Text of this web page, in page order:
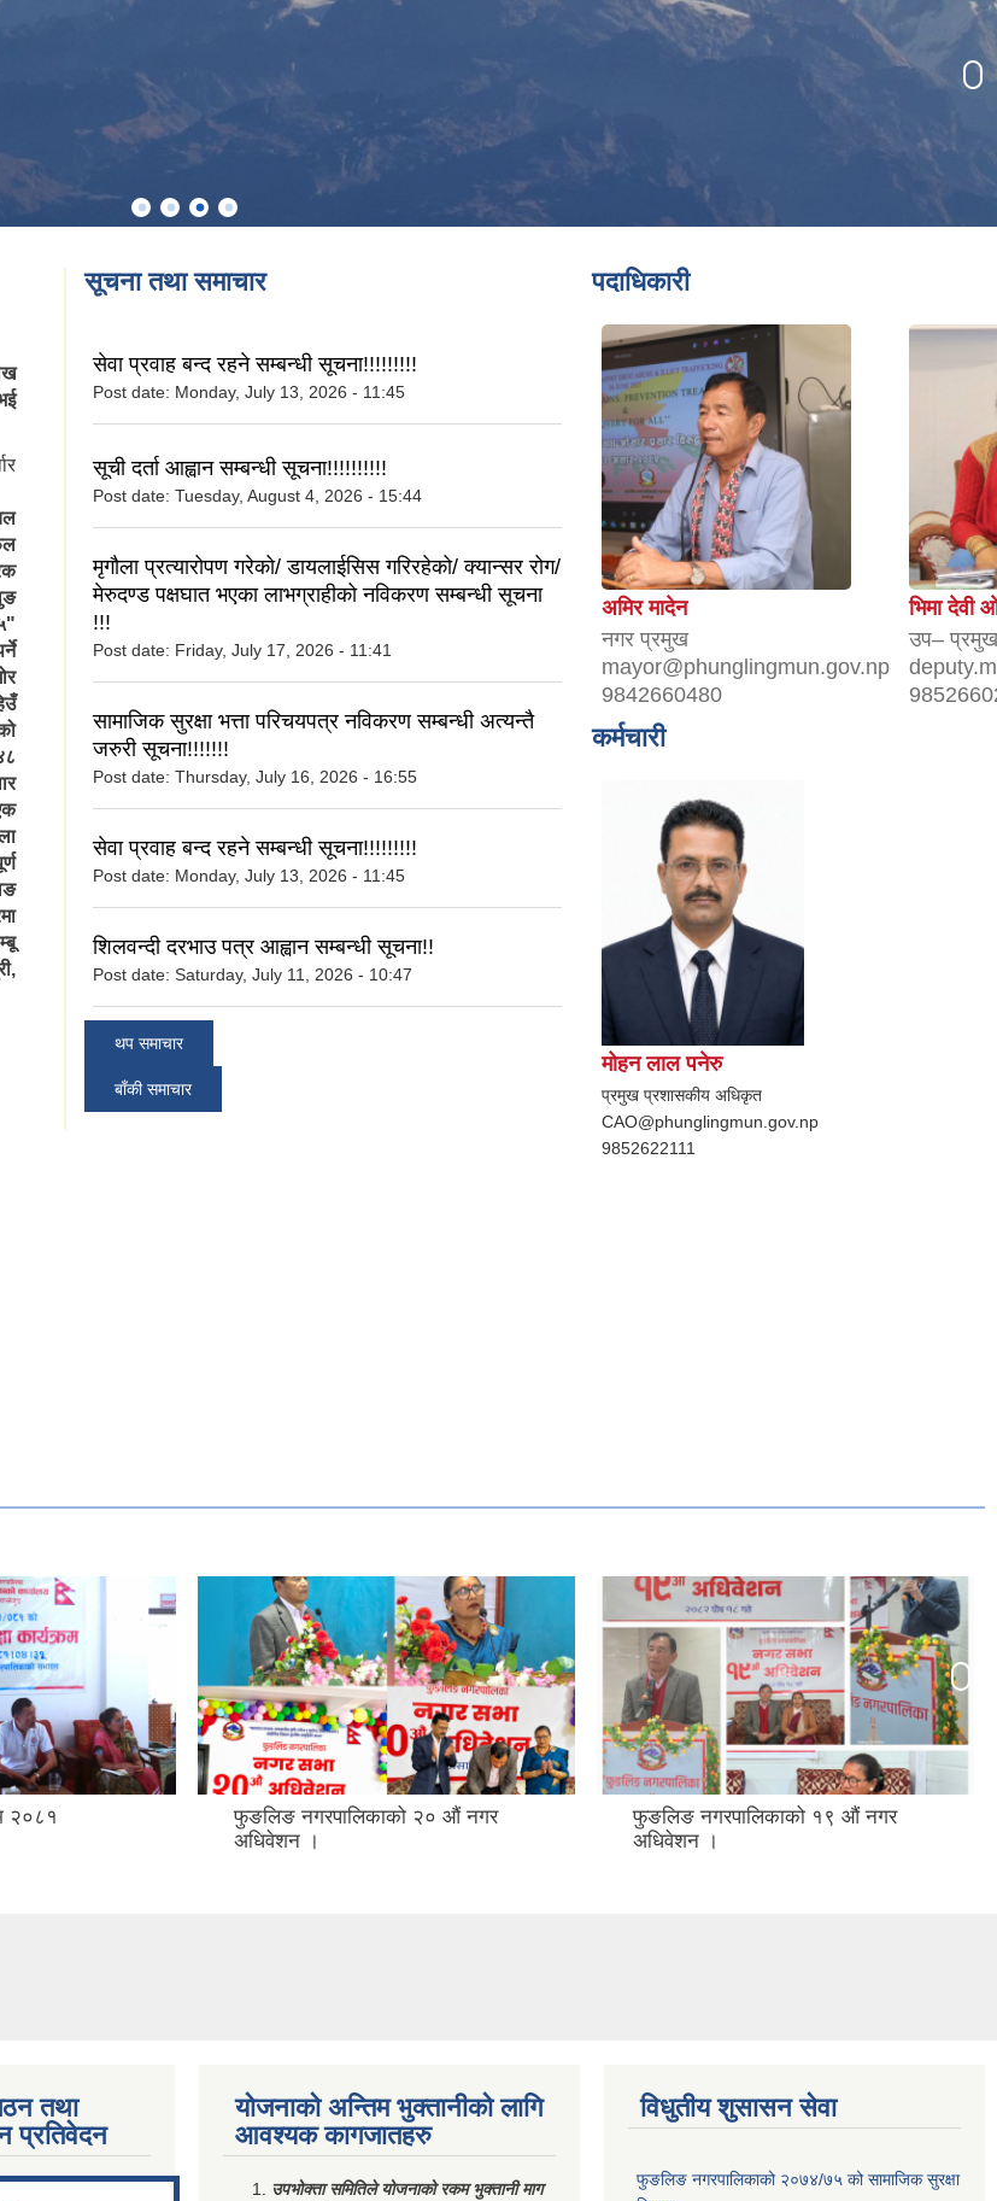
सूचना तथा समाचार
सेवा प्रवाह बन्द रहने सम्बन्धी सूचना!!!!!!!!!
Post date: Monday, July 13, 2026 - 11:45
सूची दर्ता आह्वान सम्बन्धी सूचना!!!!!!!!!!
Post date: Tuesday, August 4, 2026 - 15:44
मृगौला प्रत्यारोपण गरेको/ डायलाईसिस गरिरहेको/ क्यान्सर रोग/
मेरुदण्ड पक्षघात भएका लाभग्राहीको नविकरण सम्बन्धी सूचना
!!!
Post date: Friday, July 17, 2026 - 11:41
सामाजिक सुरक्षा भत्ता परिचयपत्र नविकरण सम्बन्धी अत्यन्तै
जरुरी सूचना!!!!!!!
Post date: Thursday, July 16, 2026 - 16:55
सेवा प्रवाह बन्द रहने सम्बन्धी सूचना!!!!!!!!!
Post date: Monday, July 13, 2026 - 11:45
शिलवन्दी दरभाउ पत्र आह्वान सम्बन्धी सूचना!!
Post date: Saturday, July 11, 2026 - 10:47
थप समाचार
बाँकी समाचार
पदाधिकारी
अमिर मादेन
नगर प्रमुख
mayor@phunglingmun.gov.np
9842660480
भिमा देवी
उप– प्रमुख
कर्मचारी
मोहन लाल पनेरु
प्रमुख प्रशासकीय अधिकृत
CAO@phunglingmun.gov.np
9852622111
२०८१
फुङलिङ नगरपालिकाको २० औं नगर
अधिवेशन ।
फुङलिङ नगरपालिकाको १९ औं नगर
अधिवेशन ।
तथा
प्रतिवेदन
योजनाको अन्तिम भुक्तानीको लागि
आवश्यक कागजातहरु
उपभोक्ता समितिले योजनाको रकम भुक्तानी माग
विधुतीय शुसासन सेवा
फुङलिङ नगरपालिकाको २०७४/७५ को सामाजिक सुरक्षा